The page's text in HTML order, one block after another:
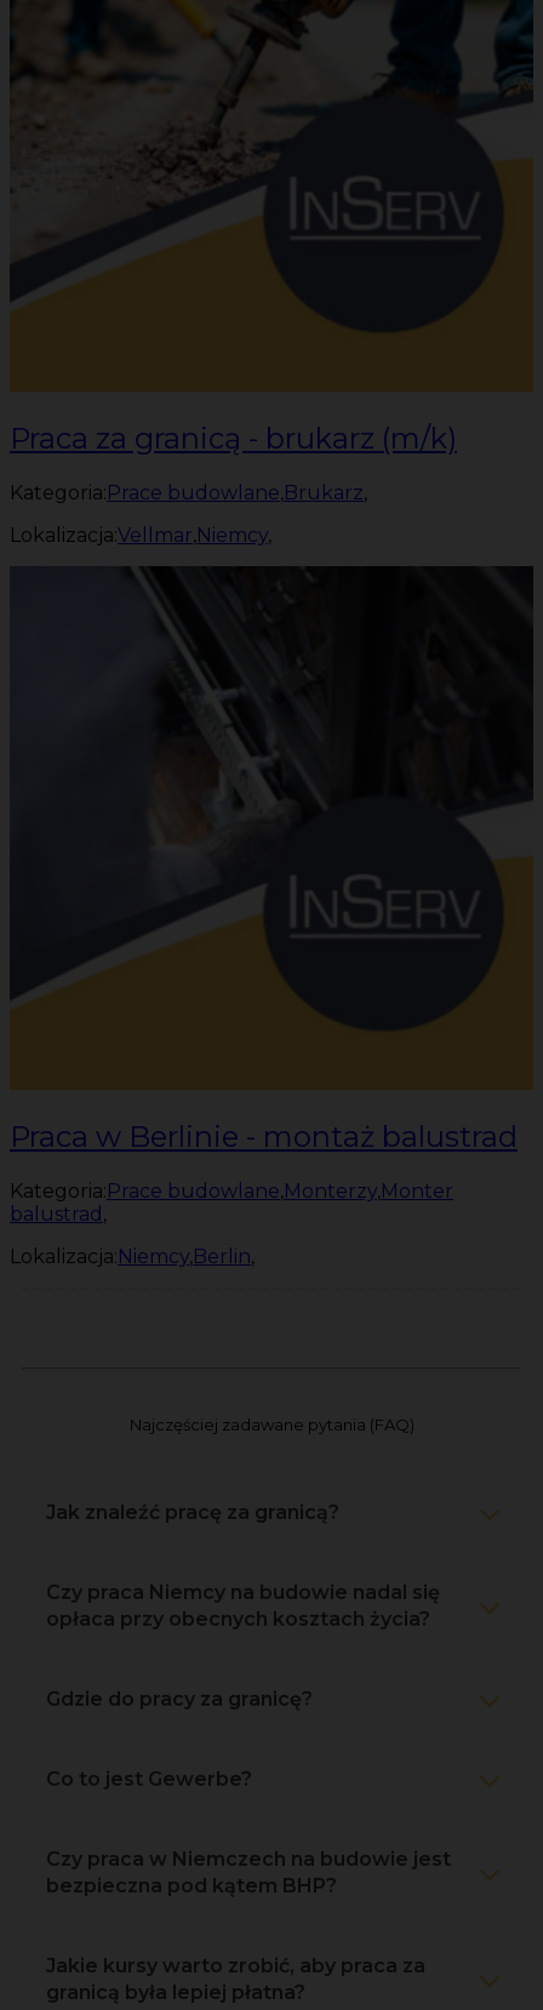
Praca za granicą - brukarz (m/k)
Kategoria:Prace budowlane,Brukarz,
Lokalizacja:Vellmar,Niemcy,
Praca w Berlinie - montaż balustrad
Kategoria:Prace budowlane,Monterzy,Monter
balustrad ,
Lokalizacja:Niemcy,Berlin,
Najczęściej zadawane pytania (FAQ)
Jak znaleźć pracę za granicą?
Czy praca Niemcy na budowie nadal się
opłaca przy obecnych kosztach życia?
Gdzie do pracy za granicę?
Co to jest Gewerbe?
Czy praca w Niemczech na budowie jest
bezpieczna pod kątem BHP?
Jakie kursy warto zrobić, aby praca za
granicą była lepiej płatna?